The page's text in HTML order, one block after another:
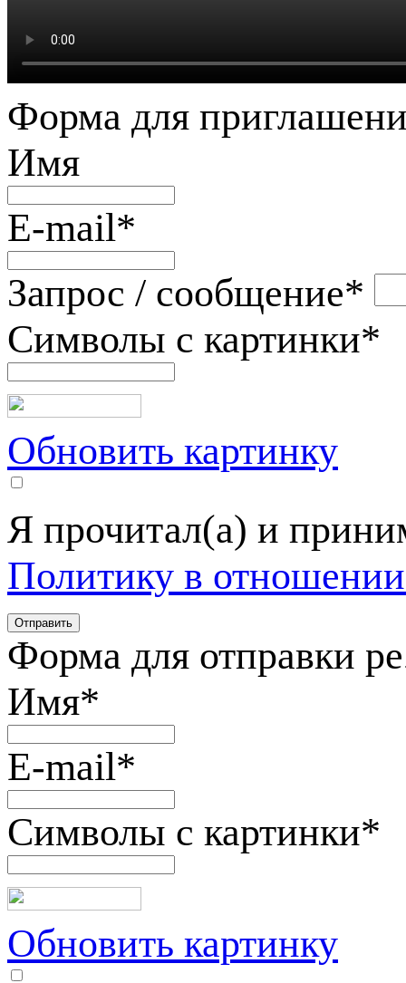
Форма для
Имя
E-mail*
Запрос / сообщение*
Символы с картинки*
Обновить картинку
Я прочитал(а) и
Политику в
Форма для отправки
Имя*
E-mail*
Символы с картинки*
Обновить картинку